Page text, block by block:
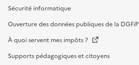
Sécurité informatique
Ouverture des données publiques de la DGFiP
À quoi servent mes impôts ?
Supports pédagogiques et citoyens